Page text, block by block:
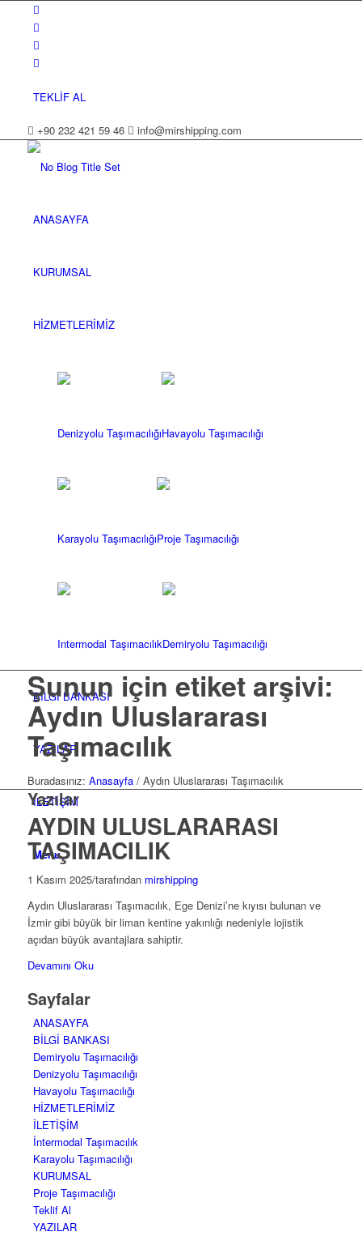
TEKLİF AL
+90 232 421 59 46 info@mirshipping.com
ANASAYFA
KURUMSAL
HİZMETLERİMİZ
Denizyolu TaşımacılığıHavayolu Taşımacılığı
Karayolu TaşımacılığıProje Taşımacılığı
Intermodal TaşımacılıkDemiryolu Taşımacılığı
BİLGİ BANKASI
YAZILAR
İLETİŞİM
Menu
Şunun için etiket arşivi:
Aydın Uluslararası
Taşımacılık
Buradasınız: Anasayfa / Aydın Uluslararası Taşımacılık
Yazılar
AYDIN ULUSLARARASI
TAŞIMACILIK
1 Kasım 2025/tarafından mirshipping
Aydın Uluslararası Taşımacılık, Ege Denizi’ne kıyısı bulunan ve
İzmir gibi büyük bir liman kentine yakınlığı nedeniyle lojistik
açıdan büyük avantajlara sahiptir.
Devamını Oku
Sayfalar
ANASAYFA
BİLGİ BANKASI
Demiryolu Taşımacılığı
Denizyolu Taşımacılığı
Havayolu Taşımacılığı
HİZMETLERİMİZ
İLETİŞİM
İntermodal Taşımacılık
Karayolu Taşımacılığı
KURUMSAL
Proje Taşımacılığı
Teklif Al
YAZILAR